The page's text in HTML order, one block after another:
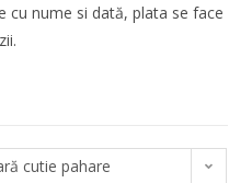
cu nume si dată, plata se face
cutie pahare